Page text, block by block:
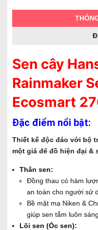
Sen cây
Rainmaker
Ecosmart
Đặc điểm nổi bật:
Thiết kế độc đáo với bộ
một giá để đồ hiện đại &
Thân sen:
Đồng thau có hàm
an toàn cho người sử
Bề mặt mạ Niken &
giúp sen tắm luôn
Lõi sen (Óc sen):